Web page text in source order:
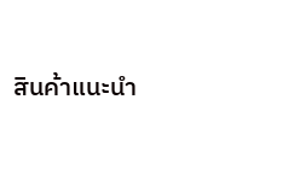
สินค้าแนะนำ